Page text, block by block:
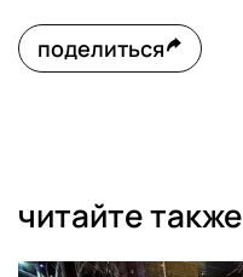
поделиться
читайте также